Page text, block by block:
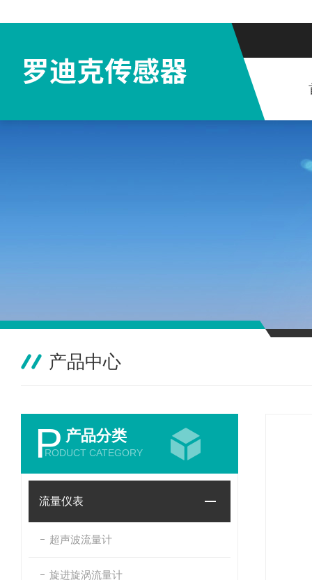
产品中心
P 产品分类
RODUCT CATEGORY
流量仪表
超声波流量计
旋进旋涡流量计